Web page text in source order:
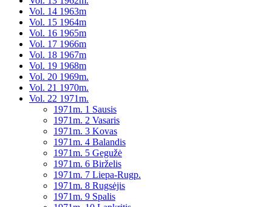
Vol. 14 1963m
Vol. 15 1964m
Vol. 16 1965m
Vol. 17 1966m
Vol. 18 1967m
Vol. 19 1968m
Vol. 20 1969m.
Vol. 21 1970m.
Vol. 22 1971m.
1971m. 1 Sausis
1971m. 2 Vasaris
1971m. 3 Kovas
1971m. 4 Balandis
1971m. 5 Gegužė
1971m. 6 Birželis
1971m. 7 Liepa-Rugp.
1971m. 8 Rugsėjis
1971m. 9 Spalis